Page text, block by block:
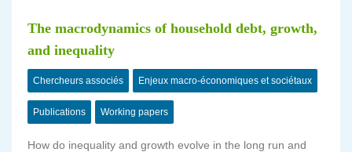
The macrodynamics of household debt, growth,
and inequality
Chercheurs associés Enjeux macro-économiques et sociétaux
Publications Working papers
How do inequality and growth evolve in the long run and